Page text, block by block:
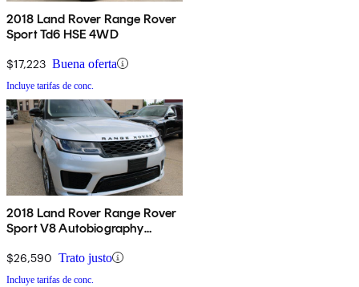
2018 Land Rover Range Rover
Sport Td6 HSE 4WD
$17,223 Buena oferta
Incluye tarifas de conc.
2018 Land Rover Range Rover
Sport V8 Autobiography
$26,590 Trato justo
Incluye tarifas de conc.